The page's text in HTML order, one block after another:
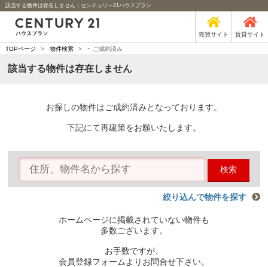
該当する物件は存在しません｜センチュリー21ハウスプラン
売買サイト 賃貸サイト
TOPページ > 物件検索 > - ご成約済み
該当する物件は存在しません
お探しの物件はご成約済みとなっております。
下記にて再建策をお願いたします。
検索
絞り込んで物件を探す
ホームページに掲載されていない物件も
多数ございます。
お手数ですが、
会員登録フォームよりお問合せ下さい。